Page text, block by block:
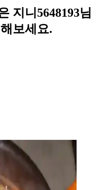
지니5648193님
보세요.